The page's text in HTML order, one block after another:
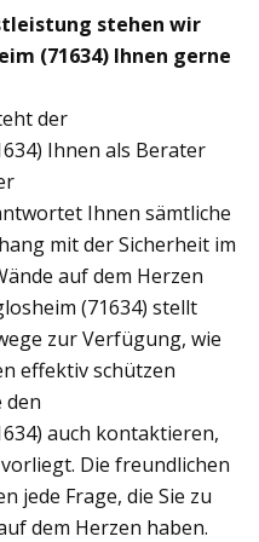
stehen wir
(71634) Ihnen gerne
der
Ihnen als Berater
Ihnen sämtliche
mit der Sicherheit im
auf dem Herzen
(71634) stellt
zur Verfügung, wie
effektiv schützen
den
auch kontaktieren,
Die freundlichen
jede Frage, die Sie zu
dem Herzen haben.